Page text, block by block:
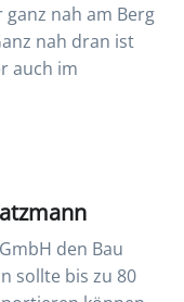
nah am Berg
nah dran ist
auch im
den Bau
sollte bis zu 80